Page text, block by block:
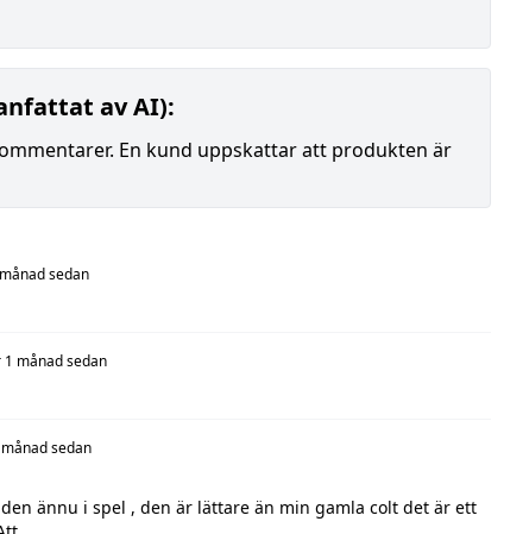
av AI):
En kund uppskattar att produkten är
sedan
1 månad sedan
sedan
ännu i spel , den är lättare än min gamla colt det är ett